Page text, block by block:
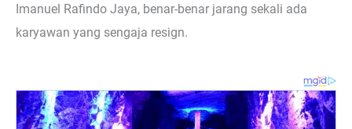
Imanuel Rafindo Jaya, benar-benar jarang sekali ada
karyawan yang sengaja resign.